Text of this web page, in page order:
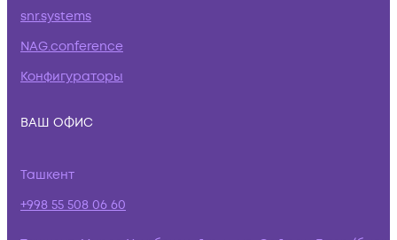
snr.systems
NAG.conference
Конфигураторы
ВАШ ОФИС
Ташкент
+998 55 508 06 60